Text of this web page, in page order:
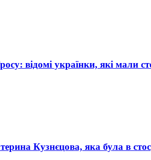
відомі українки, які мали
Кузнєцова, яка була в